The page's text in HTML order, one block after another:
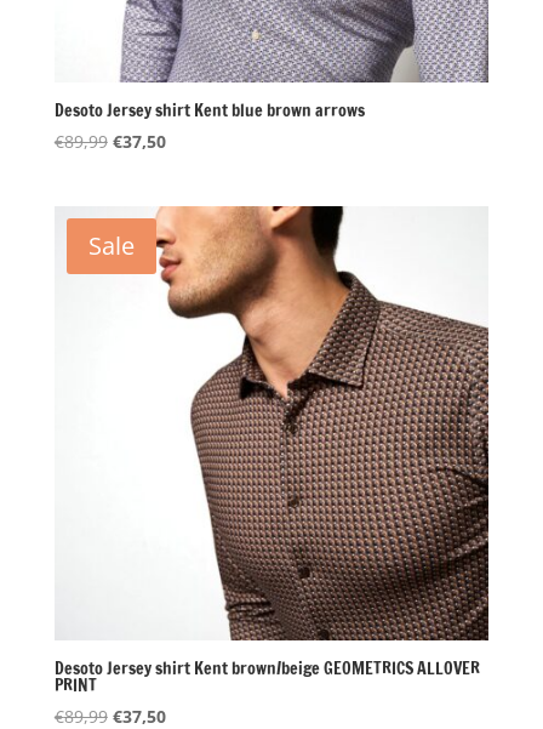
Desoto Jersey shirt Kent blue brown arrows
€89,99 Oorspronkelijke
€89,99.
€37,50Huidige
€37,50.
Sale
Desoto Jersey shirt Kent brown/beige GEOMETRICS ALLOVER
PRINT
€89,99 Oorspronkelijke
€37,50Huidige